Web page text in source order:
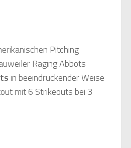
Pitching
Raging Abbots
in beeindruckender Weise
mit 6 Strikeouts bei 3